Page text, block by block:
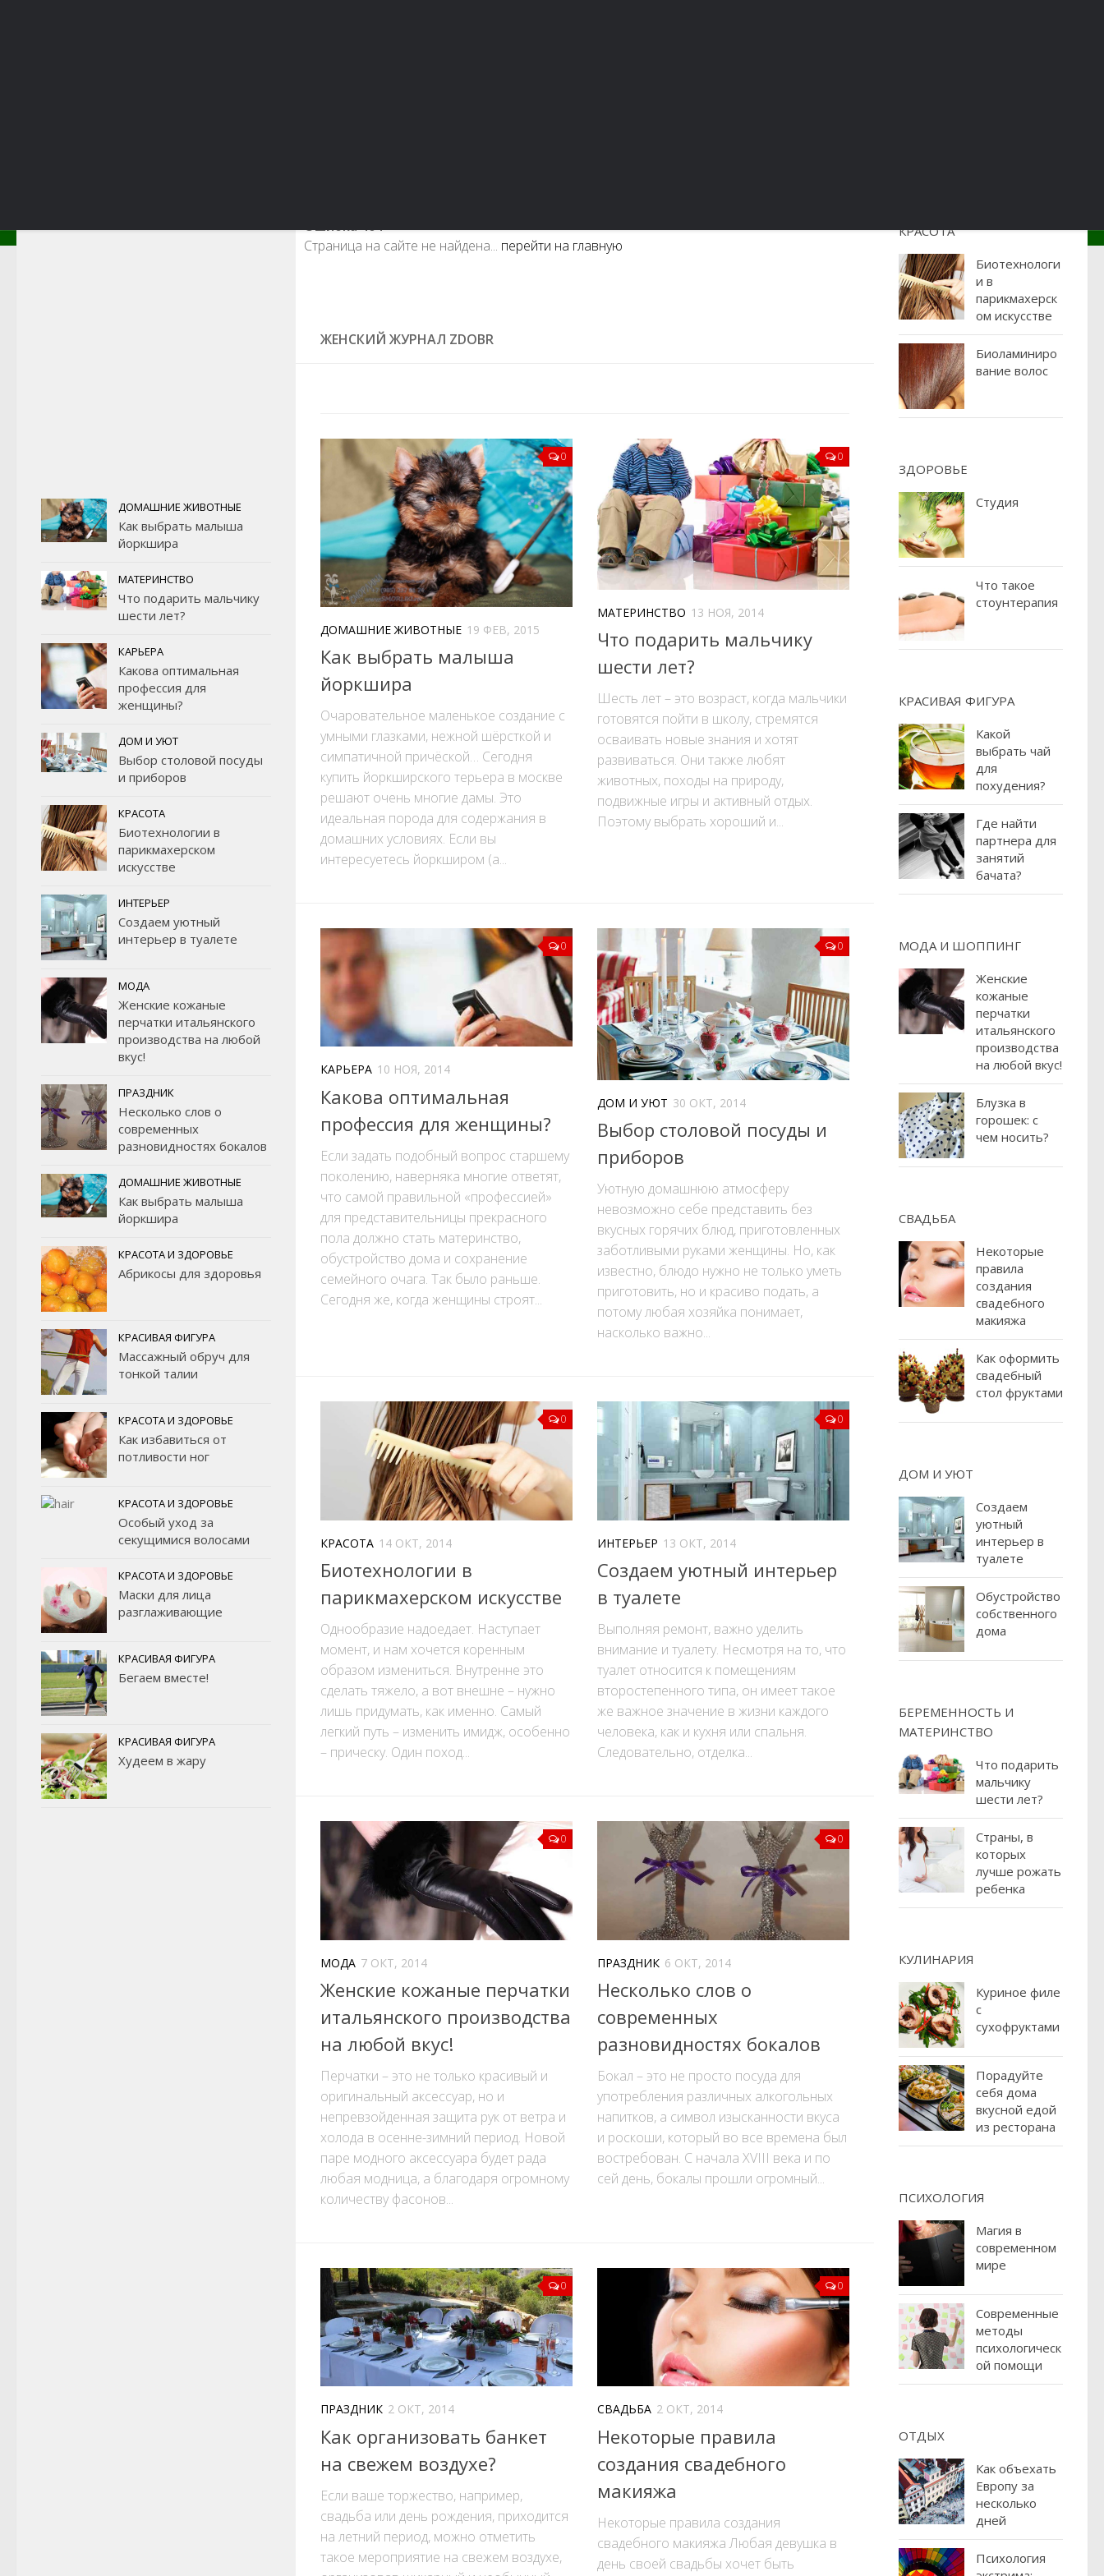
Ошибка 404
Страница на сайте не найдена... перейти на главную
ЖЕНСКИЙ ЖУРНАЛ ZDOBR
0
ДОМАШНИЕ ЖИВОТНЫЕ 19 ФЕВ, 2015
Как выбрать малыша
йоркшира
Очаровательное маленькое создание с
умными глазками, нежной шёрсткой и
симпатичной причёской… Сегодня
купить йоркширского терьера в москве
решают очень многие дамы. Это
идеальная порода для содержания в
домашних условиях. Если вы
интересуетесь йоркширом (а...
0
МАТЕРИНСТВО 13 НОЯ, 2014
Что подарить мальчику
шести лет?
Шесть лет – это возраст, когда мальчики
готовятся пойти в школу, стремятся
осваивать новые знания и хотят
развиваться. Они также любят
животных, походы на природу,
подвижные игры и активный отдых.
Поэтому выбрать хороший и...
0
КАРЬЕРА 10 НОЯ, 2014
Какова оптимальная
профессия для женщины?
Если задать подобный вопрос старшему
поколению, наверняка многие ответят,
что самой правильной «профессией»
для представительницы прекрасного
пола должно стать материнство,
обустройство дома и сохранение
семейного очага. Так было раньше.
Сегодня же, когда женщины строят...
0
ДОМ И УЮТ 30 ОКТ, 2014
Выбор столовой посуды и
приборов
Уютную домашнюю атмосферу
невозможно себе представить без
вкусных горячих блюд, приготовленных
заботливыми руками женщины. Но, как
известно, блюдо нужно не только уметь
приготовить, но и красиво подать, а
потому любая хозяйка понимает,
насколько важно...
0
КРАСОТА 14 ОКТ, 2014
Биотехнологии в
парикмахерском искусстве
Однообразие надоедает. Наступает
момент, и нам хочется коренным
образом измениться. Внутренне это
сделать тяжело, а вот внешне – нужно
лишь придумать, как именно. Самый
легкий путь – изменить имидж, особенно
– прическу. Один поход...
0
ИНТЕРЬЕР 13 ОКТ, 2014
Создаем уютный интерьер
в туалете
Выполняя ремонт, важно уделить
внимание и туалету. Несмотря на то, что
туалет относится к помещениям
второстепенного типа, он имеет такое
же важное значение в жизни каждого
человека, как и кухня или спальня.
Следовательно, отделка...
0
МОДА 7 ОКТ, 2014
Женские кожаные перчатки
итальянского производства
на любой вкус!
Перчатки – это не только красивый и
оригинальный аксессуар, но и
непревзойденная защита рук от ветра и
холода в осенне-зимний период. Новой
паре модного аксессуара будет рада
любая модница, а благодаря огромному
количеству фасонов...
0
ПРАЗДНИК 6 ОКТ, 2014
Несколько слов о
современных
разновидностях бокалов
Бокал – это не просто посуда для
употребления различных алкогольных
напитков, а символ изысканности вкуса
и роскоши, который во все времена был
востребован. С начала XVIII века и по
сей день, бокалы прошли огромный...
0
ПРАЗДНИК 2 ОКТ, 2014
Как организовать банкет
на свежем воздухе?
Если ваше торжество, например,
свадьба или день рождения, приходится
на летний период, можно отметить
такое мероприятие на свежем воздухе,
0
СВАДЬБА 2 ОКТ, 2014
Некоторые правила
создания свадебного
макияжа
Некоторые правила создания
свадебного макияжа Любая девушка в
день своей свадьбы хочет быть
ДОМАШНИЕ ЖИВОТНЫЕ
Как выбрать малыша
йоркшира
МАТЕРИНСТВО
Что подарить мальчику
шести лет?
КАРЬЕРА
Какова оптимальная
профессия для
женщины?
ДОМ И УЮТ
Выбор столовой посуды
и приборов
КРАСОТА
Биотехнологии в
парикмахерском
искусстве
ИНТЕРЬЕР
Создаем уютный
интерьер в туалете
МОДА
Женские кожаные
перчатки итальянского
производства на любой
вкус!
ПРАЗДНИК
Несколько слов о
современных
разновидностях бокалов
ДОМАШНИЕ ЖИВОТНЫЕ
Как выбрать малыша
йоркшира
КРАСОТА И ЗДОРОВЬЕ
Абрикосы для здоровья
КРАСИВАЯ ФИГУРА
Массажный обруч для
тонкой талии
КРАСОТА И ЗДОРОВЬЕ
Как избавиться от
потливости ног
КРАСОТА И ЗДОРОВЬЕ
Особый уход за
секущимися волосами
КРАСОТА И ЗДОРОВЬЕ
Маски для лица
разглаживающие
КРАСИВАЯ ФИГУРА
Бегаем вместе!
КРАСИВАЯ ФИГУРА
Худеем в жару
КРАСОТА
Биотехнологи
и в
парикмахерск
ом искусстве
Биоламиниро
вание волос
ЗДОРОВЬЕ
Студия
Что такое
стоунтерапия
КРАСИВАЯ ФИГУРА
Какой
выбрать чай
для
похудения?
Где найти
партнера для
занятий
бачата?
МОДА И ШОППИНГ
Женские
кожаные
перчатки
итальянского
производства
на любой вкус!
Блузка в
горошек: с
чем носить?
СВАДЬБА
Некоторые
правила
создания
свадебного
макияжа
Как оформить
свадебный
стол фруктами
ДОМ И УЮТ
Создаем
уютный
интерьер в
туалете
Обустройство
собственного
дома
БЕРЕМЕННОСТЬ И
МАТЕРИНСТВО
Что подарить
мальчику
шести лет?
Страны, в
которых
лучше рожать
ребенка
КУЛИНАРИЯ
Куриное филе
с
сухофруктами
Порадуйте
себя дома
вкусной едой
из ресторана
ПСИХОЛОГИЯ
Магия в
современном
мире
Современные
методы
психологическ
ой помощи
ОТДЫХ
Как объехать
Европу за
несколько
дней
Психология